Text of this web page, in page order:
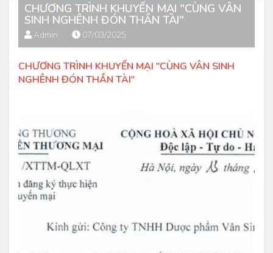
CHƯƠNG TRÌNH KHUYẾN MẠI "CÙNG VÂN
SINH NGHÊNH ĐÓN THẦN TÀI"
Admin 07/03/2025
CHƯƠNG TRÌNH KHUYẾN MẠI "CÙNG VÂN SINH
NGHÊNH ĐÓN THẦN TÀI"